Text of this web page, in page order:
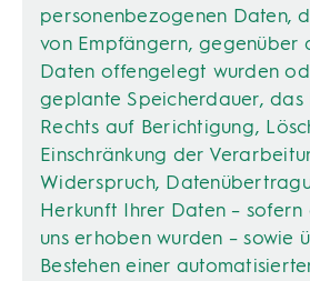
personenbezogenen Daten,
von Empfängern, gegenüber
Daten offengelegt wurden
geplante Speicherdauer, das
Rechts auf Berichtigung,
Einschränkung der
Widerspruch,
Herkunft Ihrer Daten – sofern
uns erhoben wurden – sowie
Bestehen einer